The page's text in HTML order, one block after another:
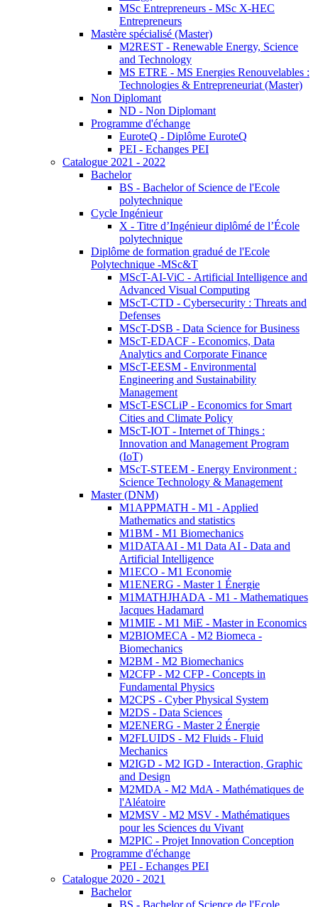
MSc Entrepreneurs - MSc X-HEC
Entrepreneurs
Mastère spécialisé (Master)
M2REST - Renewable Energy, Science
and Technology
MS ETRE - MS Energies Renouvelables :
Technologies & Entrepreneuriat (Master)
Non Diplomant
ND - Non Diplomant
Programme d'échange
EuroteQ - Diplôme EuroteQ
PEI - Echanges PEI
Catalogue 2021 - 2022
Bachelor
BS - Bachelor of Science de l'Ecole
polytechnique
Cycle Ingénieur
X - Titre d’Ingénieur diplômé de l’École
polytechnique
Diplôme de formation gradué de l'Ecole
Polytechnique -MSc&T
MScT-AI-ViC - Artificial Intelligence and
Advanced Visual Computing
MScT-CTD - Cybersecurity : Threats and
Defenses
MScT-DSB - Data Science for Business
MScT-EDACF - Economics, Data
Analytics and Corporate Finance
MScT-EESM - Environmental
Engineering and Sustainability
Management
MScT-ESCLiP - Economics for Smart
Cities and Climate Policy
MScT-IOT - Internet of Things :
Innovation and Management Program
(IoT)
MScT-STEEM - Energy Environment :
Science Technology & Management
Master (DNM)
M1APPMATH - M1 - Applied
Mathematics and statistics
M1BM - M1 Biomechanics
M1DATAAI - M1 Data AI - Data and
Artificial Intelligence
M1ECO - M1 Economie
M1ENERG - Master 1 Énergie
M1MATHJHADA - M1 - Mathematiques
Jacques Hadamard
M1MIE - M1 MiE - Master in Economics
M2BIOMECA - M2 Biomeca -
Biomechanics
M2BM - M2 Biomechanics
M2CFP - M2 CFP - Concepts in
Fundamental Physics
M2CPS - Cyber Physical System
M2DS - Data Sciences
M2ENERG - Master 2 Énergie
M2FLUIDS - M2 Fluids - Fluid
Mechanics
M2IGD - M2 IGD - Interaction, Graphic
and Design
M2MDA - M2 MdA - Mathématiques de
l'Aléatoire
M2MSV - M2 MSV - Mathématiques
pour les Sciences du Vivant
M2PIC - Projet Innovation Conception
Programme d'échange
PEI - Echanges PEI
Catalogue 2020 - 2021
Bachelor
BS - Bachelor of Science de l'Ecole